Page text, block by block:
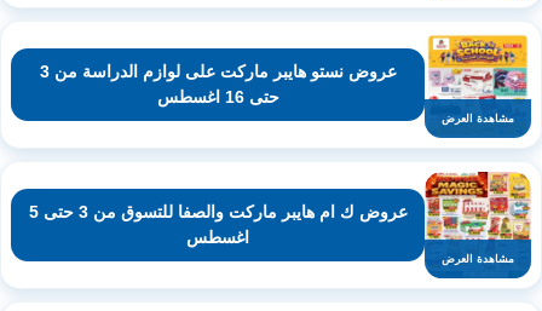
مشاهدة العرض
عروض نستو هايبر ماركت على لوازم الدراسة من 3
حتى 16 اغسطس
مشاهدة العرض
عروض ك ام هايبر ماركت والصفا للتسوق من 3 حتى 5
اغسطس